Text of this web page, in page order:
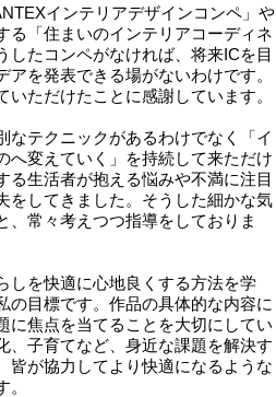
インテリアデザインコンペ」や
る「住まいのインテリアコーディネ
したコンペがなければ、将来ICを目
を発表できる場がないわけです。
ただけたことに感謝しています。
テクニックがあるわけでなく「イ
へ変えていく」を持続して来ただけ
る生活者が抱える悩みや不満に注目
をしてきました。そうした細かな気
、常々考えつつ指導をしておりま
を快適に心地良くする方法を学
の目標です。作品の具体的な内容に
に焦点を当てることを大切にしてい
、子育てなど、身近な課題を解決す
皆が協力してより快適になるような